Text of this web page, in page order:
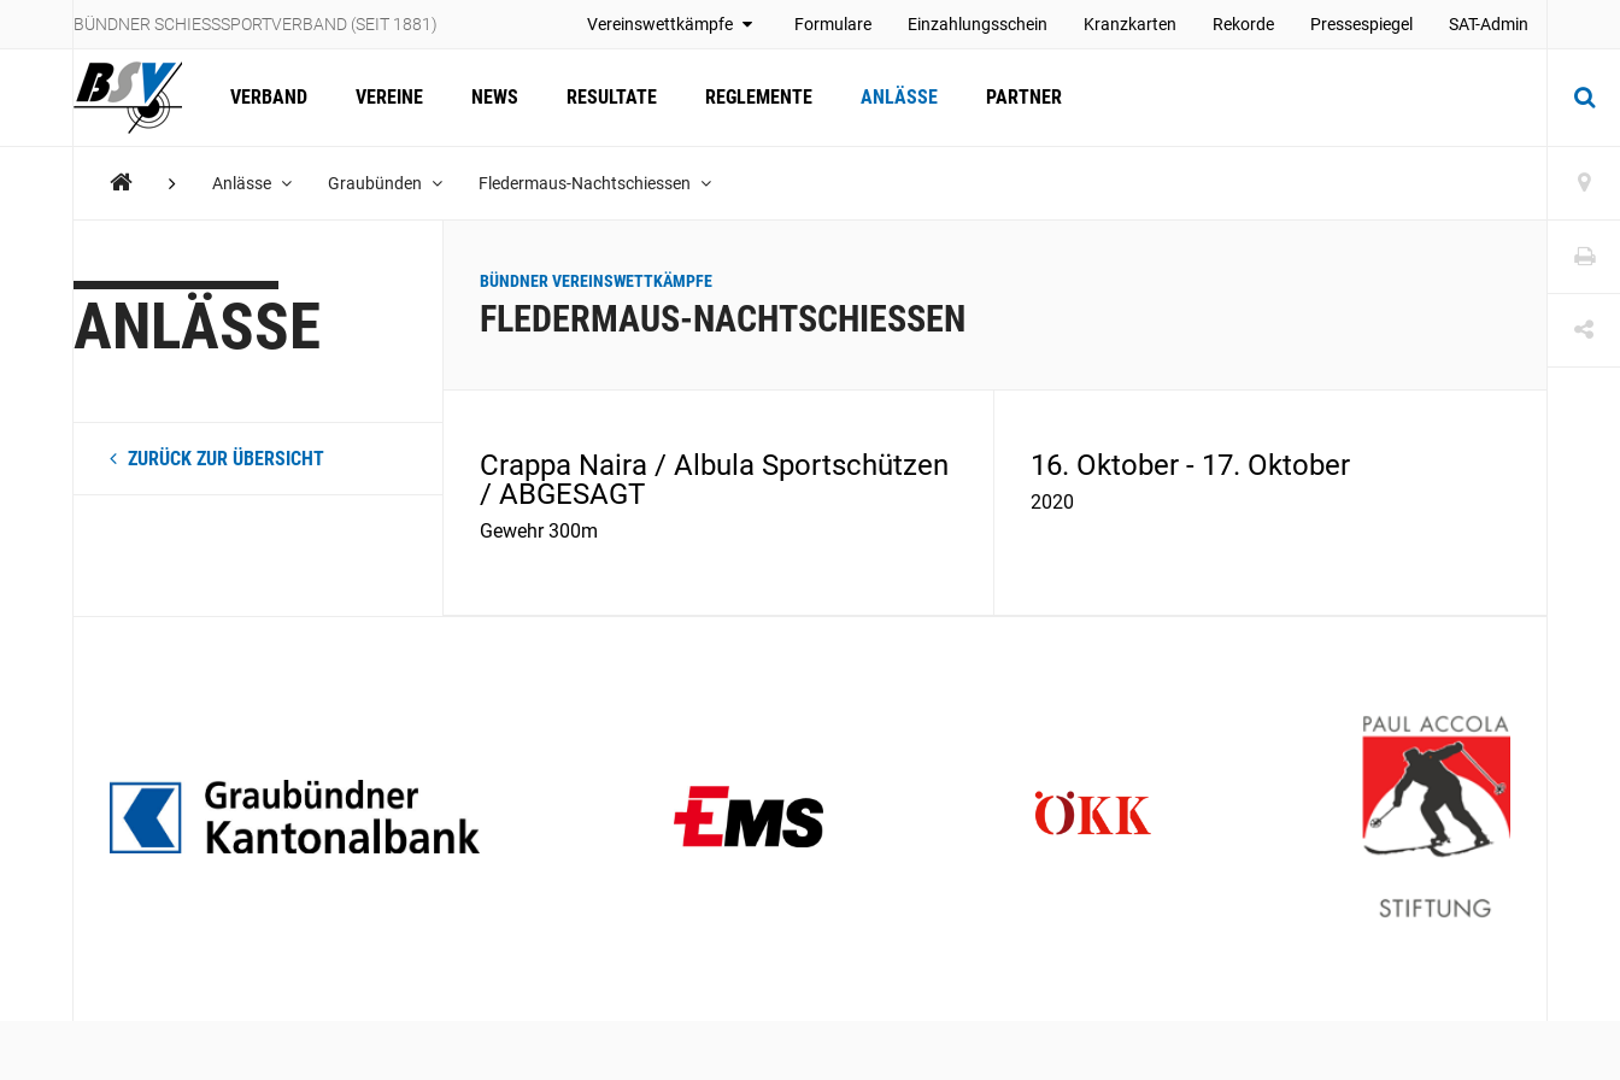
BÜNDNER SCHIESSSPORTVERBAND (SEIT 1881) Vereinswettkämpfe Formulare Einzahlungsschein Kranzkarten Rekorde Pressespiegel SAT-Admin
VERBAND VEREINE NEWS RESULTATE REGLEMENTE ANLÄSSE PARTNER
Anlässe Graubünden Fledermaus-Nachtschiessen
ANLÄSSE
ZURÜCK ZUR ÜBERSICHT
BÜNDNER VEREINSWETTKÄMPFE
FLEDERMAUS-NACHTSCHIESSEN
Crappa Naira / Albula Sportschützen
/ ABGESAGT
Gewehr 300m
16. Oktober - 17. Oktober
2020